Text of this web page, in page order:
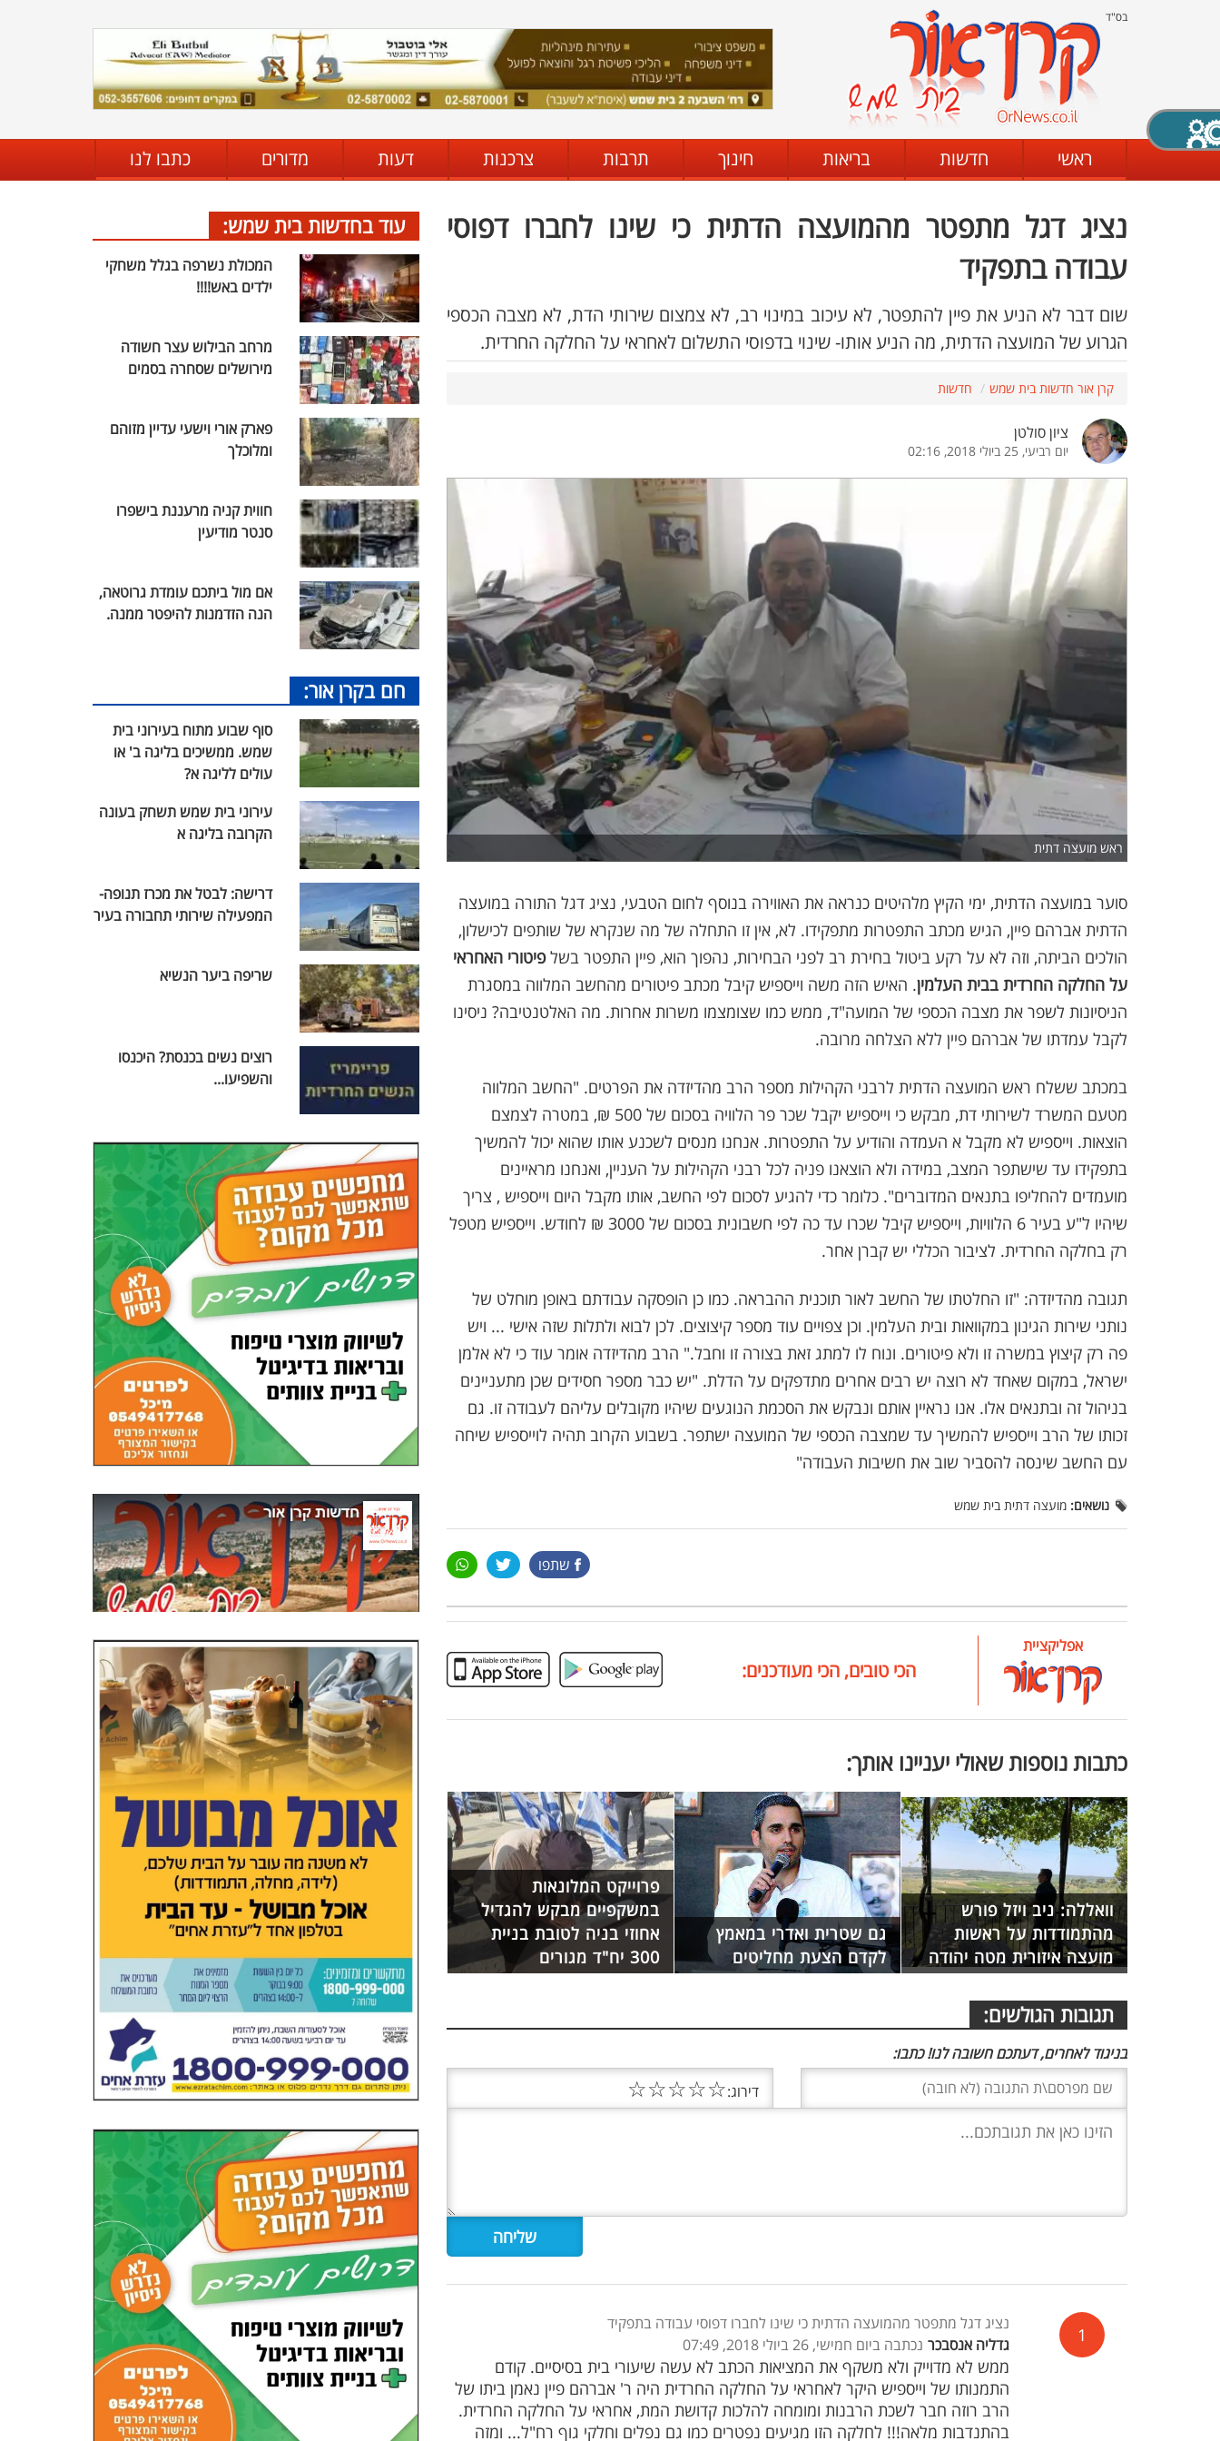
בס"ד
ראשי חדשות בריאות חינוך תרבות צרכנות דעות מדורים כתבו לנו
נציג דגל מתפטר מהמועצה הדתית כי שינו לחברו דפוסי
עבודה בתפקיד
שום דבר לא הניע את פיין להתפטר, לא עיכוב במינוי רב, לא צמצום שירותי הדת, לא מצבה הכספי
הגרוע של המועצה הדתית, מה הניע אותו- שינוי בדפוסי התשלום לאחראי על החלקה החרדית.
קרן אור חדשות בית שמש חדשות
ציון סולטן
יום רביעי, 25 ביולי 2018, 02:16
ראש מועצה דתית
סוער במועצה הדתית, ימי הקיץ מלהיטים כנראה את האווירה בנוסף לחום הטבעי, נציג דגל התורה במועצה
הדתית אברהם פיין, הגיש מכתב התפטרות מתפקידו. לא, אין זו התחלה של מה שנקרא של שותפים לכישלון,
הולכים הביתה, וזה לא על רקע ביטול בחירת רב לפני הבחירות, נהפוך הוא, פיין התפטר בשלפיטורי האחראי
על החלקה החרדית בבית העלמין. האיש הזה משה וייספיש קיבל מכתב פיטורים מהחשב המלווה במסגרת
הניסיונות לשפר את מצבה הכספי של המועה"ד, ממש כמו שצומצמו משרות אחרות. מה האלטנטיבה? ניסינו
לקבל עמדתו של אברהם פיין ללא הצלחה מרובה.
במכתב ששלח ראש המועצה הדתית לרבני הקהילות מספר הרב מהדיזדה את הפרטים. "החשב המלווה
מטעם המשרד לשירותי דת, מבקש כי וייספיש יקבל שכר פר הלוויה בסכום של 500 ₪, במטרה לצמצם
הוצאות. וייספיש לא מקבל א העמדה והודיע על התפטרות. אנחנו מנסים לשכנע אותו שהוא יכול להמשיך
בתפקידו עד שישתפר המצב, במידה ולא הוצאנו פניה לכל רבני הקהילות על העניין, ואנחנו מראיינים
מועמדים להחליפו בתנאים המדוברים". כלומר כדי להגיע לסכום לפי החשב, אותו מקבל היום וייספיש , צריך
שיהיו ל"ע בעיר 6 הלוויות, וייספיש קיבל שכרו עד כה לפי חשבונית בסכום של 3000 ₪ לחודש. וייספיש מטפל
רק בחלקה החרדית. לציבור הכללי יש קברן אחר.
תגובה מהדיזדה: "זו החלטתו של החשב לאור תוכנית ההבראה. כמו כן הופסקה עבודתם באופן מוחלט של
נותני שירות הגינון במקוואות ובית העלמין. וכן צפויים עוד מספר קיצוצים. לכן לבוא ולתלות שזה אישי ... ויש
פה רק קיצוץ במשרה זו ולא פיטורים. ונוח לו למתג זאת בצורה זו וחבל." הרב מהדיזדה אומר עוד כי לא אלמן
ישראל, במקום שאחד לא רוצה יש רבים אחרים מתדפקים על הדלת. "יש כבר מספר חסידים שכן מתעניינים
בניהול זה ובתנאים אלו. אנו נראיין אותם ונבקש את הסכמת הנוגעים שיהיו מקובלים עליהם לעבודה זו. גם
זכותו של הרב וייספיש להמשיך עד שמצבה הכספי של המועצה ישתפר. בשבוע הקרוב תהיה לוייספיש שיחה
עם החשב שינסה להסביר שוב את חשיבות העבודה"
נושאים: מועצה דתית בית שמש
שתפו
אפליקציית
הכי טובים, הכי מעודכנים:
כתבות נוספות שאולי יעניינו אותך:
וואללה: ניב ויזל פורש
מהתמודדות על ראשות
מועצה איזורית מטה יהודה
גם שטרית ואדרי במאמץ
לקדם הצעת מחליטים
פרוייקט המלונאות
במשקפיים מבקש להגדיל
אחוזי בניה לטובת בניית
300 יח"ד מגורים
תגובות הגולשים:
בניגוד לאחרים, דעתכם חשובה לנו! כתבו:
דירוג:☆
☆
☆
☆
☆
1
נציג דגל מתפטר מהמועצה הדתית כי שינו לחברו דפוסי עבודה בתפקיד
גדליה אנסבכר נכתבה ביום חמישי, 26 ביולי 2018, 07:49
ממש לא מדוייק ולא משקף את המציאות הכתב לא עשה שיעורי בית בסיסיים. קודם
התמנותו של וייספיש היקר לאחראי על החלקה החרדית היה ר' אברהם פיין נאמן ביתו של
הרב רוזה חבר לשכת הרבנות ומומחה להלכות קדושת המת, אחראי על החלקה החרדית.
בהתנדבות מלאה!!! לחלקה הזו מגיעים נפטרים כמו גם נפלים וחלקי גוף רח"ל... ומזה
עוד בחדשות בית שמש:
המכולת נשרפה בגלל משחקי
ילדים באש!!!!
מרחב הבילוש עצר חשודה
מירושלים שסחרה בסמים
פארק אורי וישעי עדיין מזוהם
ומלוכלך
חווית קניה מרעננת בישפרו
סנטר מודיעין
אם מול ביתכם עומדת גרוטאה,
הנה הזדמנות להיפטר ממנה.
חם בקרן אור:
סוף שבוע מתוח בעירוני בית
שמש. ממשיכים בליגה ב' או
עולים לליגה א?
עירוני בית שמש תשחק בעונה
הקרובה בליגה א
דרישה: לבטל את מכרז תנופה-
המפעילה שירותי תחבורה בעיר
שריפה ביער הנשיא
רוצים נשים בכנסת? היכנסו
והשפיעו...
X סגירה
מצב שחור - לבן קביעת ניגודיות
הדגשת קישורים הדגשת כותרות
התאמת קריאה